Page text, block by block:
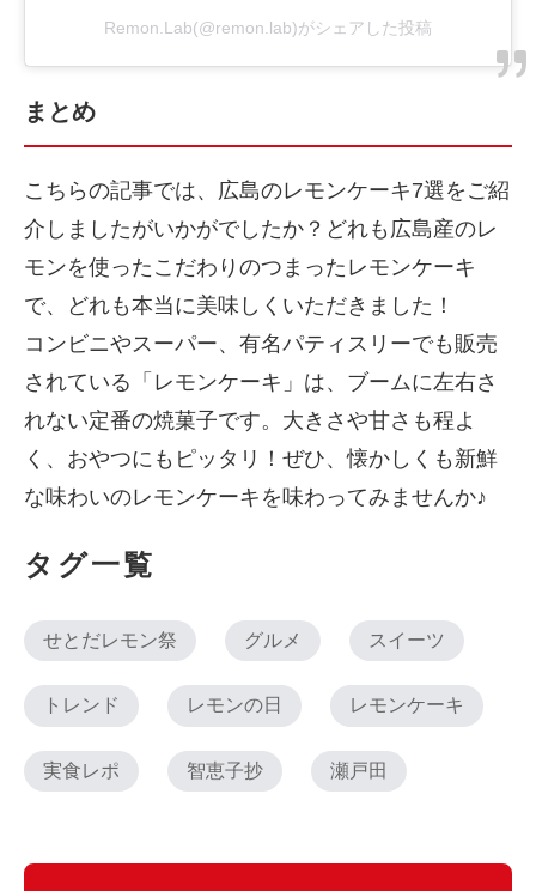
Remon.Lab(@remon.lab)がシェアした投稿
まとめ
こちらの記事では、広島のレモンケーキ7選をご紹
介しましたがいかがでしたか？どれも広島産のレ
モンを使ったこだわりのつまったレモンケーキ
で、どれも本当に美味しくいただきました！
コンビニやスーパー、有名パティスリーでも販売
されている「レモンケーキ」は、ブームに左右さ
れない定番の焼菓子です。大きさや甘さも程よ
く、おやつにもピッタリ！ぜひ、懐かしくも新鮮
な味わいのレモンケーキを味わってみませんか♪
タグ一覧
せとだレモン祭 グルメ スイーツ
トレンド レモンの日 レモンケーキ
実食レポ 智恵子抄 瀬戸田